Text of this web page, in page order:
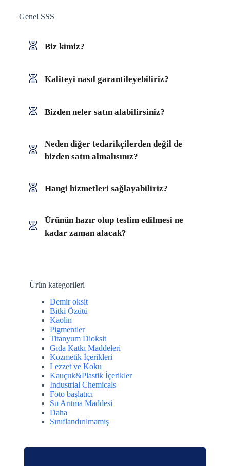
Genel SSS
Biz kimiz?
Kaliteyi nasıl garantileyebiliriz?
Bizden neler satın alabilirsiniz?
Neden diğer tedarikçilerden değil de
bizden satın almalısınız?
Hangi hizmetleri sağlayabiliriz?
Ürünün hazır olup teslim edilmesi ne
kadar zaman alacak?
Ürün kategorileri
Demir oksit
Bitki Özütü
Kaolin
Pigmentler
Titanyum Dioksit
Gıda Katkı Maddeleri
Kozmetik İçerikleri
Lezzet ve Koku
Kauçuk&Plastik İçerikler
Industrial Chemicals
Foto başlatıcı
Su Arıtma Maddesi
Daha
Sınıflandırılmamış